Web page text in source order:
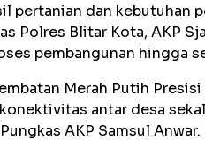
pertanian dan kebutuhan
Polres Blitar Kota, AKP
pembangunan hingga
Merah Putih
antar desa
AKP Samsul Anwar.